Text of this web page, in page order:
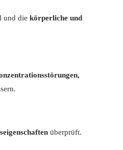
und diekörperliche und
überprüft.